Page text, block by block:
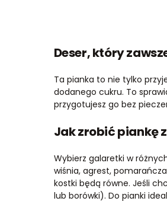
Deser, który
Ta pianka to nie tylko
dodanego cukru. To
przygotujesz go bez
Jak zrobić piankę
Wybierz galaretki w
wiśnia, agrest,
kostki będą równe. Jeśli
lub borówki). Do pianki